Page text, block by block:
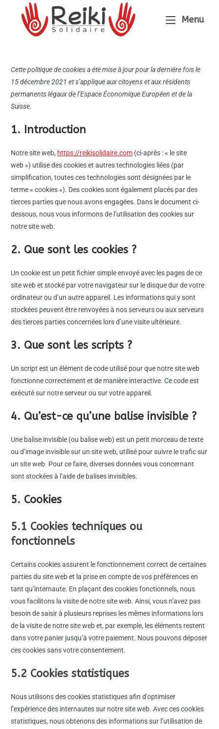
Menu
Cette politique de cookies a été mise à jour pour la dernière fois le
15 décembre 2021 et s’applique aux citoyens et aux résidents
permanents légaux de l’Espace Économique Européen et de la
Suisse.
1. Introduction
Notre site web, https://reikisolidaire.com (ci-après : « le site
web ») utilise des cookies et autres technologies liées (par
simplification, toutes ces technologies sont désignées par le
terme « cookies »). Des cookies sont également placés par des
tierces parties que nous avons engagées. Dans le document ci-
dessous, nous vous informons de l’utilisation des cookies sur
notre site web.
2. Que sont les cookies ?
Un cookie est un petit fichier simple envoyé avec les pages de ce
site web et stocké par votre navigateur sur le disque dur de votre
ordinateur ou d’un autre appareil. Les informations qui y sont
stockées peuvent être renvoyées à nos serveurs ou aux serveurs
des tierces parties concernées lors d’une visite ultérieure.
3. Que sont les scripts ?
Un script est un élément de code utilisé pour que notre site web
fonctionne correctement et de manière interactive. Ce code est
exécuté sur notre serveur ou sur votre appareil.
4. Qu’est-ce qu’une balise invisible ?
Une balise invisible (ou balise web) est un petit morceau de texte
ou d’image invisible sur un site web, utilisé pour suivre le trafic sur
un site web. Pour ce faire, diverses données vous concernant
sont stockées à l’aide de balises invisibles.
5. Cookies
5.1 Cookies techniques ou
fonctionnels
Certains cookies assurent le fonctionnement correct de certaines
parties du site web et la prise en compte de vos préférences en
tant qu’internaute. En plaçant des cookies fonctionnels, nous
vous facilitons la visite de notre site web. Ainsi, vous n’avez pas
besoin de saisir à plusieurs reprises les mêmes informations lors
de la visite de notre site web et, par exemple, les éléments restent
dans votre panier jusqu’à votre paiement. Nous pouvons déposer
ces cookies sans votre consentement.
5.2 Cookies statistiques
Nous utilisons des cookies statistiques afin d’optimiser
l’expérience des internautes sur notre site web. Avec ces cookies
statistiques, nous obtenons des informations sur l’utilisation de